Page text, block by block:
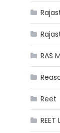
RAS
Reet